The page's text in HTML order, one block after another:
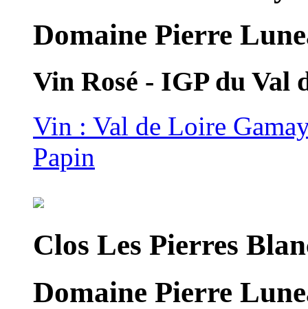
Domaine Pierre
Vin Rosé - IGP du Val
Vin : Val de Loire
Papin
Clos Les Pierres
Domaine Pierre